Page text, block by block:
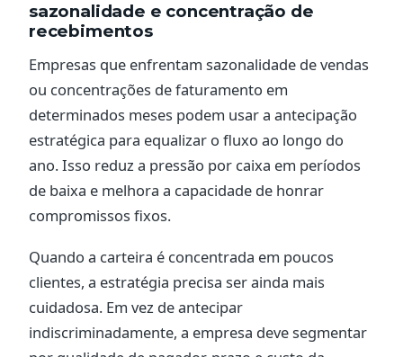
sazonalidade e concentração de
recebimentos
Empresas que enfrentam sazonalidade de vendas
ou concentrações de faturamento em
determinados meses podem usar a antecipação
estratégica para equalizar o fluxo ao longo do
ano. Isso reduz a pressão por caixa em períodos
de baixa e melhora a capacidade de honrar
compromissos fixos.
Quando a carteira é concentrada em poucos
clientes, a estratégia precisa ser ainda mais
cuidadosa. Em vez de antecipar
indiscriminadamente, a empresa deve segmentar